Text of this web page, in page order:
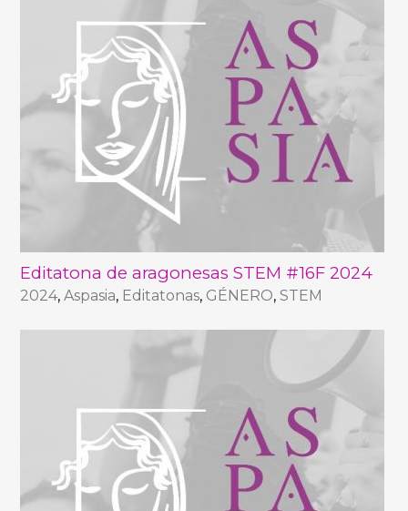
Editatona de aragonesas STEM #16F 2024
2024,Aspasia, Editatonas, GÉNERO,STEM